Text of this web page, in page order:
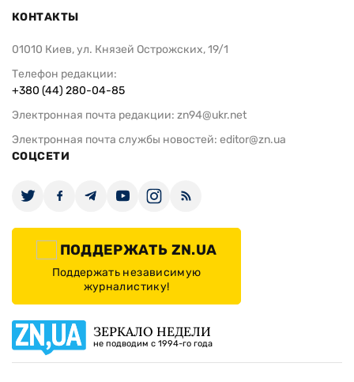
КОНТАКТЫ
01010 Киев, ул. Князей Острожских, 19/1
Телефон редакции:
+380 (44) 280-04-85
Электронная почта редакции: zn94@ukr.net
Электронная почта службы новостей: editor@zn.ua
СОЦСЕТИ
ПОДДЕРЖАТЬ ZN.UA
Поддержать независимую
журналистику!
ЗЕРКАЛО НЕДЕЛИ
не подводим с 1994-го года